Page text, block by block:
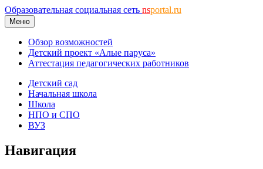
Образовательная социальная сеть nsportal.ru
Меню
Обзор возможностей
Детский проект «Алые паруса»
Аттестация педагогических работников
Детский сад
Начальная школа
Школа
НПО и СПО
ВУЗ
Навигация